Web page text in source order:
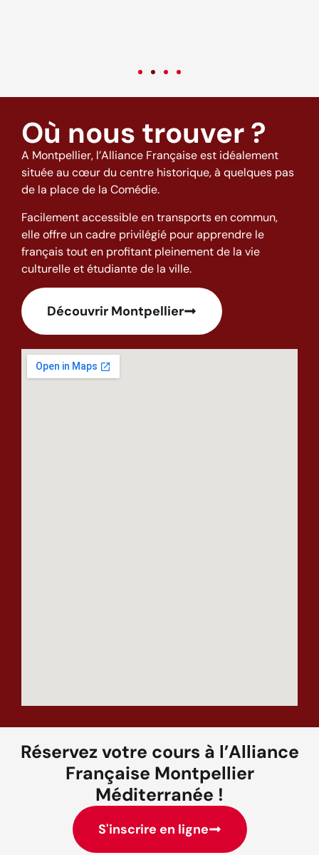
Où nous trouver ?
A Montpellier, l’Alliance Française est idéalement
située au cœur du centre historique, à quelques pas
de la place de la Comédie.
Facilement accessible en transports en commun,
elle offre un cadre privilégié pour apprendre le
français tout en profitant pleinement de la vie
culturelle et étudiante de la ville.
Découvrir Montpellier
Réservez votre cours à l’Alliance
Française Montpellier
Méditerranée !
S'inscrire en ligne